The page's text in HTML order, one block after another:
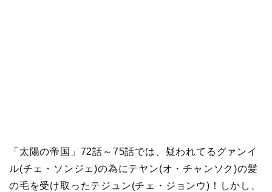
「太陽の帝国」72話～75話では、疑われてるグァンイ
ル(チェ・ソンジェ)の為にテヤン(オ・チャンソク)の髪
の毛を受け取ったテジュン(チェ・ジョンウ)！しかし、